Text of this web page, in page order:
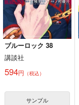
日々をほどいて
すみっこ
サンプル
カート
ブルーロック 38
講談社
594円 （税込）
サンプル